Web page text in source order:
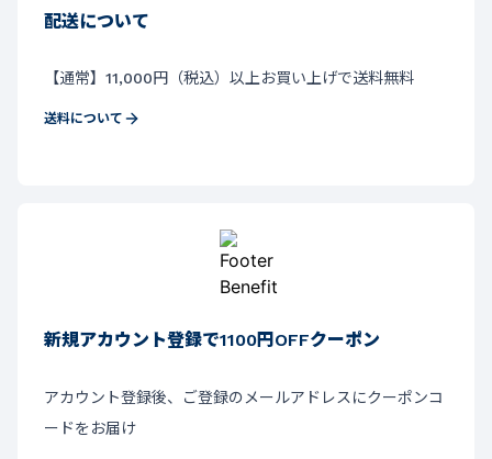
配送について
【通常】11,000円（税込）以上お買い上げで送料無料
送料について
新規アカウント登録で1100円OFFクーポン
アカウント登録後、ご登録のメールアドレスにクーポンコ
ードをお届け